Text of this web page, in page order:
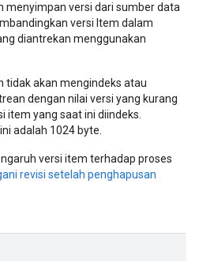
menyimpan versi dari sumber data
versi Item dalam
diantrekan menggunakan
tidak akan mengindeks atau
dengan nilai versi yang kurang
item yang saat ini diindeks.
adalah 1024 byte.
versi item terhadap proses
revisi setelah penghapusan